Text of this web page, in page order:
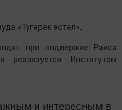
«Түгәрәк өстәл».
при поддержке Раиса
реализуется Институтом
и интересным в